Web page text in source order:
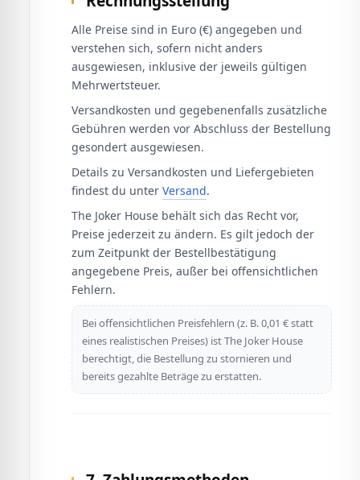
Alle Preise sind in Euro (€) angegeben und
verstehen sich, sofern nicht anders
ausgewiesen, inklusive der jeweils gültigen
Mehrwertsteuer.
Versandkosten und gegebenenfalls zusätzliche
Gebühren werden vor Abschluss der Bestellung
gesondert ausgewiesen.
Details zu Versandkosten und Liefergebieten
findest du unter Versand.
The Joker House behält sich das Recht vor,
Preise jederzeit zu ändern. Es gilt jedoch der
zum Zeitpunkt der Bestellbestätigung
angegebene Preis, außer bei offensichtlichen
Fehlern.
Bei offensichtlichen Preisfehlern (z. B. 0,01 € statt
eines realistischen Preises) ist The Joker House
berechtigt, die Bestellung zu stornieren und
bereits gezahlte Beträge zu erstatten.